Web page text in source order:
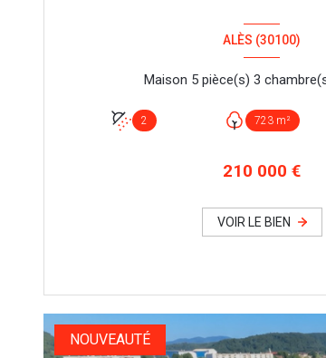
ALÈS (30100)
2 723 m²
210 000 €
VOIR LE BIEN
NOUVEAUTÉ